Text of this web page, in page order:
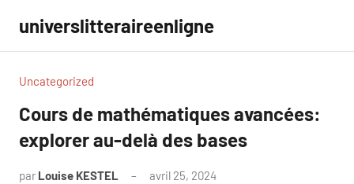
contenu
universlitteraireenligne
Uncategorized
Cours de mathématiques avancées:
explorer au-delà des bases
par Louise KESTEL avril 25, 2024